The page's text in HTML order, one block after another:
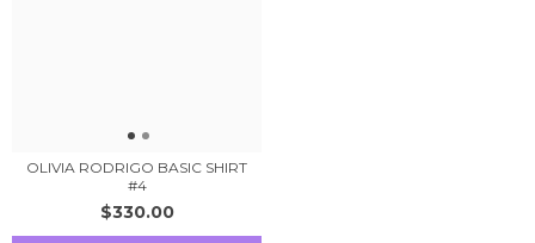
OLIVIA RODRIGO BASIC SHIRT
#4
$330.00